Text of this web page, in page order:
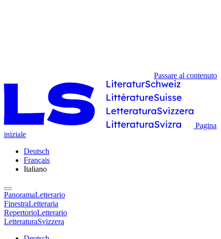
Passare al contenuto
Pagina
iniziale
Deutsch
Français
Italiano
PanoramaLetterario
FinestraLetteraria
RepertorioLetterario
LetteraturaSvizzera